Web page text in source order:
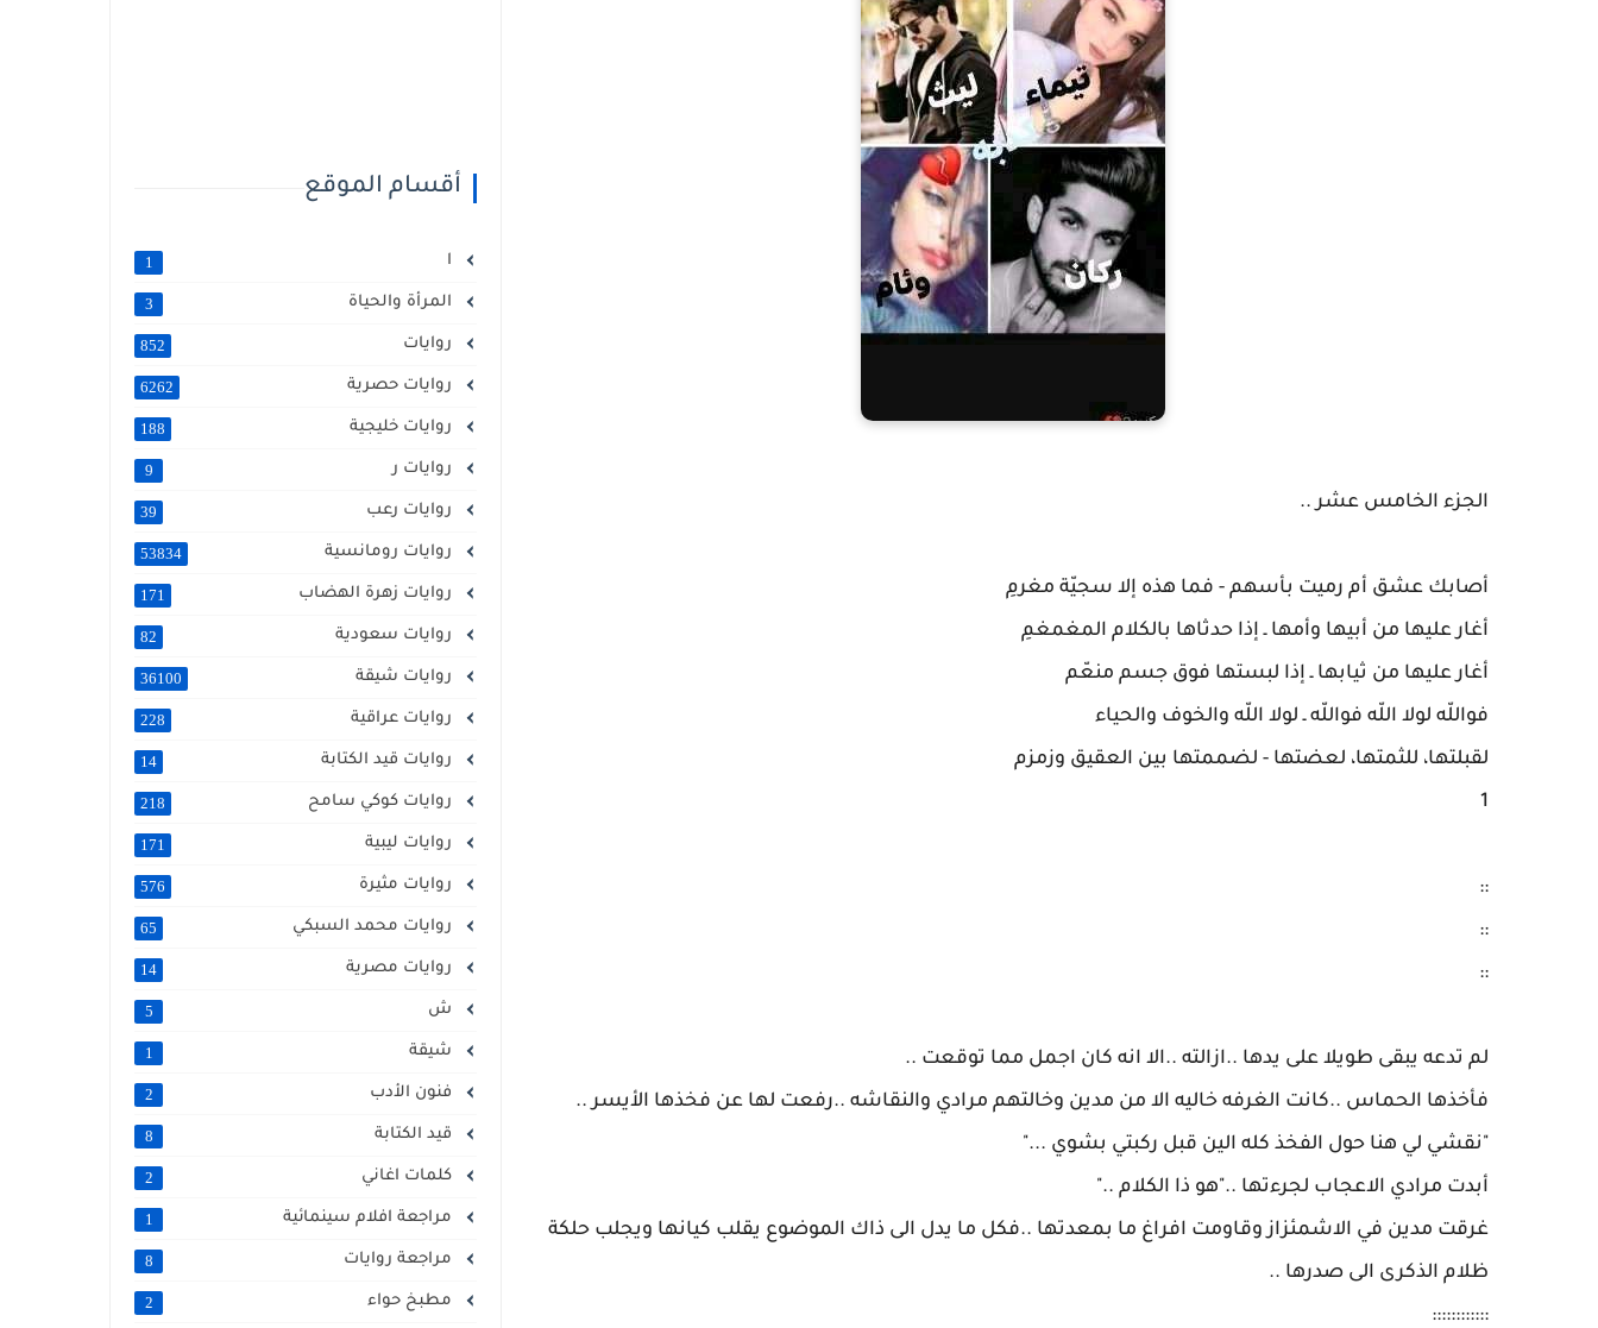
الجزء الخامس عشر ..
1
::
::
::
‎غرقت مدين في الاشمئزاز وقاومت افراغ ما بمعدتها ..فكل ما يدل الى ذاك الموضوع يقلب كيانها ويجلب حلكة
ظلام الذكرى الى صدرها ..
::::::::::::
أقسام الموقع
ا 1
المرأة والحياة 3
روايات 852
روايات حصرية 6262
روايات خليجية 188
روايات ر 9
روايات رعب 39
روايات رومانسية 53834
روايات زهرة الهضاب 171
روايات سعودية 82
روايات شيقة 36100
روايات عراقية 228
روايات قيد الكتابة 14
روايات كوكي سامح 218
روايات ليبية 171
روايات مثيرة 576
روايات محمد السبكي 65
روايات مصرية 14
ش 5
شيقة 1
فنون الأدب 2
قيد الكتابة 8
كلمات اغاني 2
مراجعة افلام سينمائية 1
مراجعة روايات 8
مطبخ حواء 2